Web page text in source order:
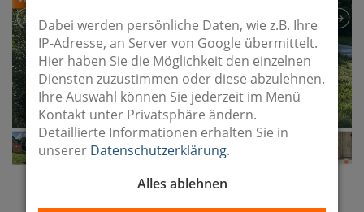
Bildergalerie im Vollbild
Dabei werden persönliche Daten, wie z.B. Ihre
IP-Adresse, an Server von Google übermittelt.
Hier haben Sie die Möglichkeit den einzelnen
Diensten zuzustimmen oder diese abzulehnen.
Ihre Auswahl können Sie jederzeit im Menü
Kontakt unter Privatsphäre ändern.
Detaillierte Informationen erhalten Sie in
unserer Datenschutzerklärung.
Alles ablehnen